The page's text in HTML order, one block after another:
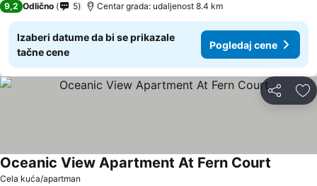
9,2 Odlično 5 Centar grada: udaljenost 8.4 km
Izaberi datume da bi se prikazale
tačne cene
Pogledaj cene
Deli
Cela kuća/apartman
Oceanic View Apartment At Fern Court